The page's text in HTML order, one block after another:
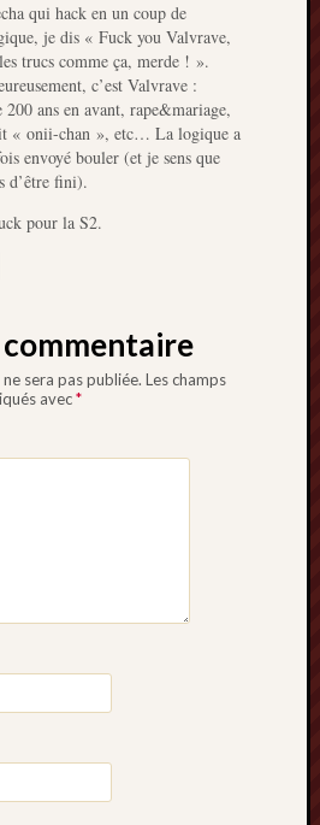
qui hack en un coup de
je dis « Fuck you Valvrave,
trucs comme ça, merde ! ».
c’est Valvrave :
200 ans en avant, rape&mariage,
« onii-chan », etc… La logique a
envoyé bouler (et je sens que
d’être fini).
pour la S2.
commentaire
sera pas publiée. Les champs
avec*